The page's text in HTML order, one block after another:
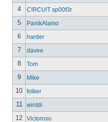
4 C!RCU!T sp00f3r
5 PanikAlamo
6 harder
7 davee
8 Tom
9 Mike
10 folker
11 wintdi
12 Victoroso